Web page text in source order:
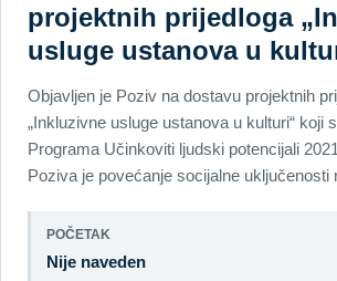
projektnih prijedloga
usluge ustanova u
Objavljen je Poziv na dostavu projektnih
„Inkluzivne usluge ustanova u kulturi“ koji
Programa Učinkoviti ljudski potencijali
Poziva je povećanje socijalne
POČETAK
Nije naveden